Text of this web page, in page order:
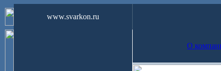
www.svarkon.ru
О